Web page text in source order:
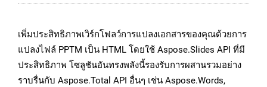
เพิ่มประสิทธิภาพเวิร์กโฟลว์การแปลงเอกสารของคุณด้วยการ
แปลงไฟล์ PPTM เป็น HTML โดยใช้ Aspose.Slides API ที่มี
ประสิทธิภาพ โซลูชันอันทรงพลังนี้รองรับการผสานรวมอย่าง
ราบรื่นกับ Aspose.Total API อื่นๆ เช่น Aspose.Words,